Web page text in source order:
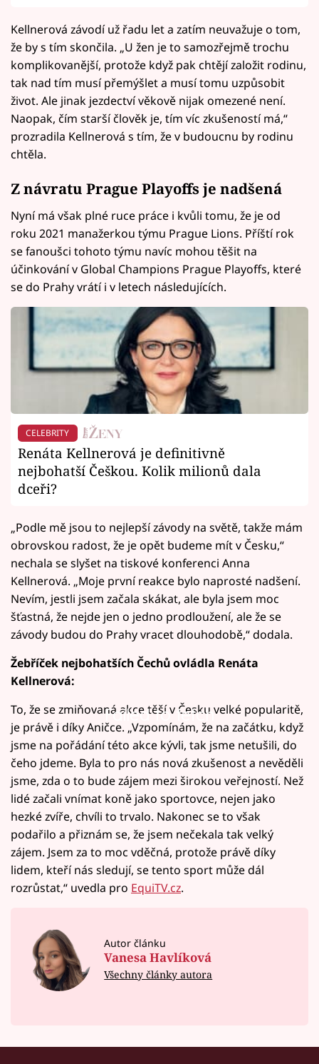
Kellnerová závodí už řadu let a zatím neuvažuje o tom,
že by s tím skončila. „U žen je to samozřejmě trochu
komplikovanější, protože když pak chtějí založit rodinu,
tak nad tím musí přemýšlet a musí tomu uzpůsobit
život. Ale jinak jezdectví věkově nijak omezené není.
Naopak, čím starší člověk je, tím víc zkušeností má,“
prozradila Kellnerová s tím, že v budoucnu by rodinu
chtěla.
Z návratu Prague Playoffs je nadšená
Nyní má však plné ruce práce i kvůli tomu, že je od
roku 2021 manažerkou týmu Prague Lions. Příští rok
se fanoušci tohoto týmu navíc mohou těšit na
účinkování v Global Champions Prague Playoffs, které
se do Prahy vrátí i v letech následujících.
CELEBRITY
Renáta Kellnerová je definitivně
nejbohatší Češkou. Kolik milionů dala
dceři?
„Podle mě jsou to nejlepší závody na světě, takže mám
obrovskou radost, že je opět budeme mít v Česku,“
nechala se slyšet na tiskové konferenci Anna
Kellnerová. „Moje první reakce bylo naprosté nadšení.
Nevím, jestli jsem začala skákat, ale byla jsem moc
šťastná, že nejde jen o jedno prodloužení, ale že se
závody budou do Prahy vracet dlouhodobě,“ dodala.
Žebříček nejbohatších Čechů ovládla Renáta
Kellnerová:
Failed to fetch
To, že se zmiňovaná akce těší v Česku velké popularitě,
je právě i díky Aničce. „Vzpomínám, že na začátku, když
jsme na pořádání této akce kývli, tak jsme netušili, do
čeho jdeme. Byla to pro nás nová zkušenost a nevěděli
jsme, zda o to bude zájem mezi širokou veřejností. Než
lidé začali vnímat koně jako sportovce, nejen jako
hezké zvíře, chvíli to trvalo. Nakonec se to však
podařilo a přiznám se, že jsem nečekala tak velký
zájem. Jsem za to moc vděčná, protože právě díky
lidem, kteří nás sledují, se tento sport může dál
rozrůstat,“ uvedla pro EquiTV.cz.
Autor článku
Vanesa Havlíková
Všechny články autora